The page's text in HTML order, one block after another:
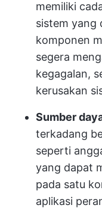
memiliki
sistem yang
komponen
segera
kegagalan,
kerusakan
Sumber
terkadang
seperti
yang dapat
pada satu
aplikasi